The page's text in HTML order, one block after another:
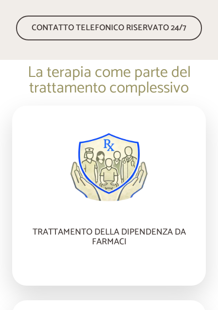
CONTATTO TELEFONICO RISERVATO 24/7
La terapia come parte del
trattamento complessivo
TRATTAMENTO DELLA DIPENDENZA DA
FARMACI